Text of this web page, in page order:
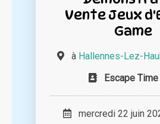
Vente Jeux
Game
à Hallennes-Lez-
Escape
mercredi 22 juin